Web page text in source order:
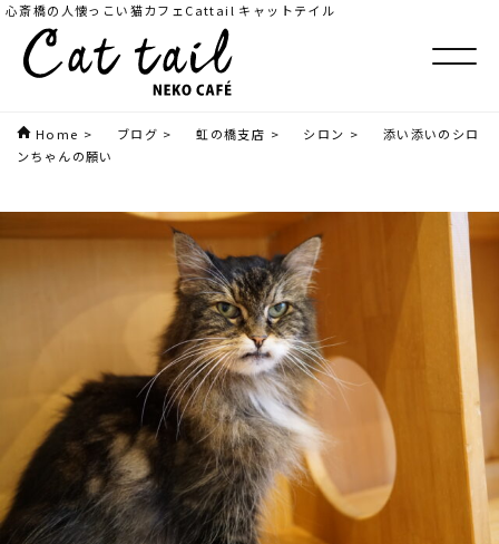
心斎橋の人懐っこい猫カフェCattail キャットテイル
Home > ブログ > 虹の橋支店 > シロン >
添い添いのシロ
ンちゃんの願い